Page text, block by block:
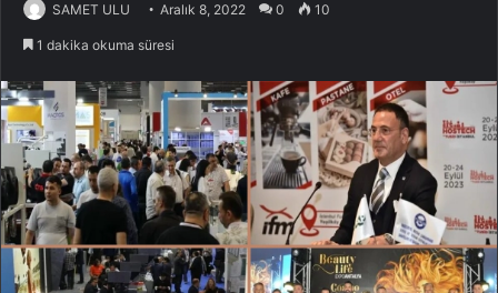
SAMET ULU Aralık 8, 2022 0 10
1 dakika okuma süresi